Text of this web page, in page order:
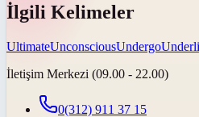
İlgili Kelimeler
UltimateUnconsciousUndergo
İletişim Merkezi (09.00 - 22.00)
0(312) 911 37 15